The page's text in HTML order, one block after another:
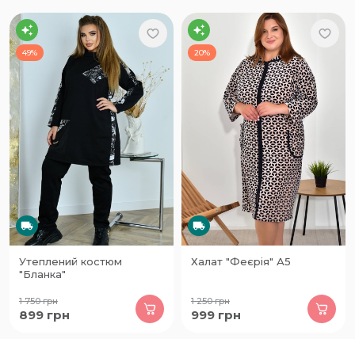
49%
Утеплений костюм
"Бланка"
1 750грн
899 грн
20%
Халат "Феєрія" А5
1 250грн
999 грн